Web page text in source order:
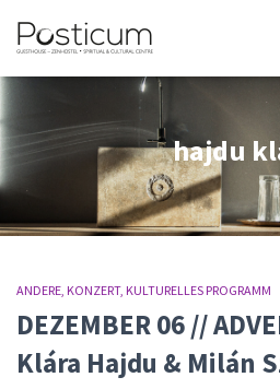
hajdu
ANDERE KONZERT KULTURELLES PROGRAMM
DEZEMBER 06 //
Klára Hajdu & Milán